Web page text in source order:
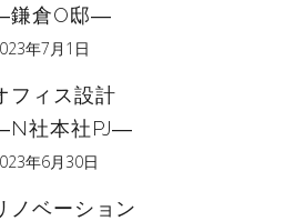
倉O邸―
年7月1日
フィス設計
社本社PJ―
年6月30日
ノベーション